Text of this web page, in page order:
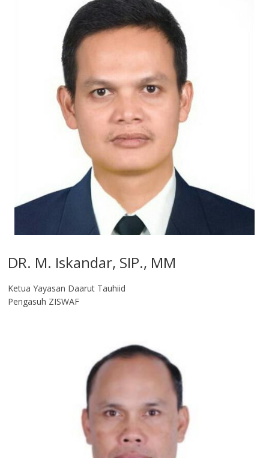
DR. M. Iskandar, SIP., MM
Ketua Yayasan Daarut Tauhiid
Pengasuh ZISWAF